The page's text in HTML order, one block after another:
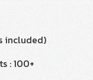
included)
: 100+